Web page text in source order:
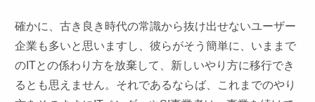
確かに、古き良き時代の常識から抜け出せないユーザー
企業も多いと思いますし、彼らがそう簡単に、いままで
のITとの係わり方を放棄して、新しいやり方に移行でき
るとも思えません。それであるならば、これまでのやり